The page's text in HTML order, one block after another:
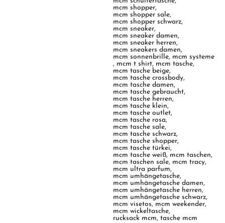
mcm shopper,
mcm shopper sale,
mcm shopper schwarz,
mcm sneaker,
mcm sneaker damen,
mcm sneaker herren,
mcm sneakers damen,
mcm sonnenbrille, mcm systeme
, mcm t shirt, mcm tasche,
mcm tasche beige,
mcm tasche crossbody,
mcm tasche damen,
mcm tasche gebraucht,
mcm tasche herren,
mcm tasche klein,
mcm tasche outlet,
mcm tasche rosa,
mcm tasche sale,
mcm tasche schwarz,
mcm tasche shopper,
mcm tasche türkei,
mcm tasche weiß, mcm taschen,
mcm taschen sale, mcm tracy,
mcm ultra parfum,
mcm umhängetasche,
mcm umhängetasche damen,
mcm umhängetasche herren,
mcm umhängetasche schwarz,
mcm visetos, mcm weekender,
mcm wickeltasche,
rucksack mcm, tasche mcm